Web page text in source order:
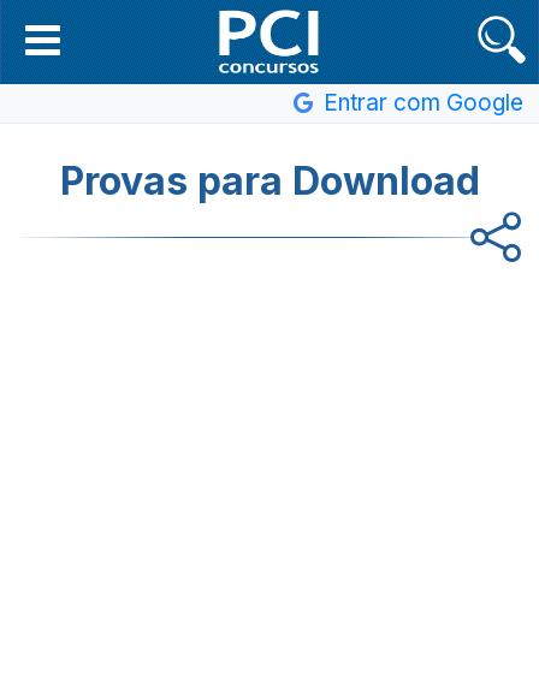
Entrar com Google
Provas para Download